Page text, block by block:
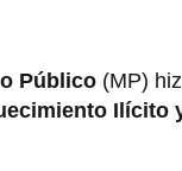
Público (MP)
Ilícito